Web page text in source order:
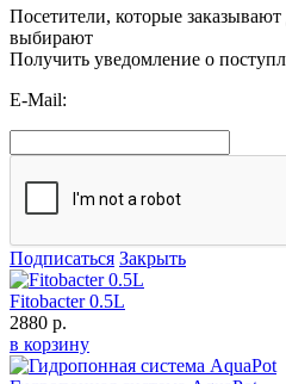
Посетители, которые
выбирают
Получить уведомление о
E-Mail:
Подписаться Закрыть
Fitobacter 0.5L
2880 р.
в корзину